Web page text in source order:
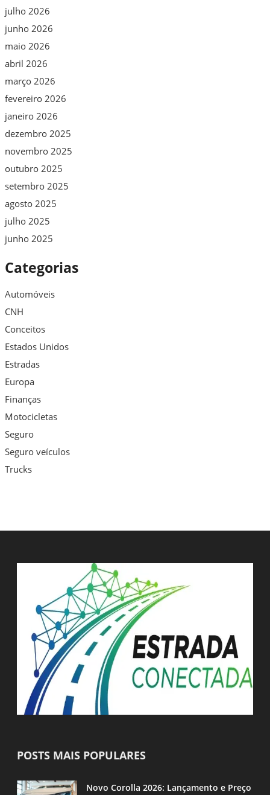
julho 2026
junho 2026
maio 2026
abril 2026
março 2026
fevereiro 2026
janeiro 2026
dezembro 2025
novembro 2025
outubro 2025
setembro 2025
agosto 2025
julho 2025
junho 2025
Categorias
Automóveis
CNH
Conceitos
Estados Unidos
Estradas
Europa
Finanças
Motocicletas
Seguro
Seguro veículos
Trucks
POSTS MAIS POPULARES
Novo Corolla 2026: Lançamento e Preço